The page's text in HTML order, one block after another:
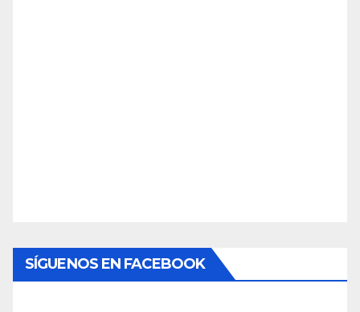
SÍGUENOS EN FACEBOOK